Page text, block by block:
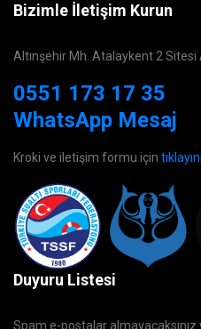
Bizimle İletişim Kurun
Altınşehir Mh. Atalaykent 2
0551 173 17 35
WhatsApp Mesaj
Kroki ve iletişim formu için
Duyuru Listesi
Spam e-postalar